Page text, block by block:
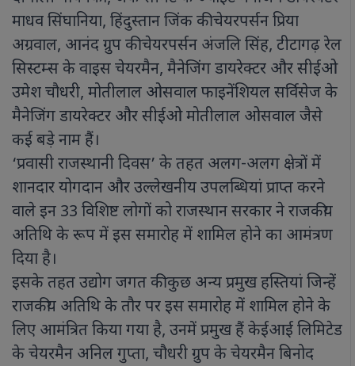
माधव सिंघानिया, हिंदुस्तान जिंक की चेयरपर्सन प्रिया
अग्रवाल, आनंद ग्रुप की चेयरपर्सन अंजलि सिंह, टीटागढ़ रेल
सिस्टम्स के वाइस चेयरमैन, मैनेजिंग डायरेक्टर और सीईओ
उमेश चौधरी, मोतीलाल ओसवाल फाइनेंशियल सर्विसेज के
मैनेजिंग डायरेक्टर और सीईओ मोतीलाल ओसवाल जैसे
कई बड़े नाम हैं।
‘प्रवासी राजस्थानी दिवस’ के तहत अलग-अलग क्षेत्रों में
शानदार योगदान और उल्लेखनीय उपलब्धियां प्राप्त करने
वाले इन 33 विशिष्ट लोगों को राजस्थान सरकार ने राजकीय
अतिथि के रूप में इस समारोह में शामिल होने का आमंत्रण
दिया है।
इसके तहत उद्योग जगत की कुछ अन्य प्रमुख हस्तियां जिन्हें
राजकीय अतिथि के तौर पर इस समारोह में शामिल होने के
लिए आमंत्रित किया गया है, उनमें प्रमुख हैं केईआई लिमिटेड
के चेयरमैन अनिल गुप्ता, चौधरी ग्रुप के चेयरमैन बिनोद